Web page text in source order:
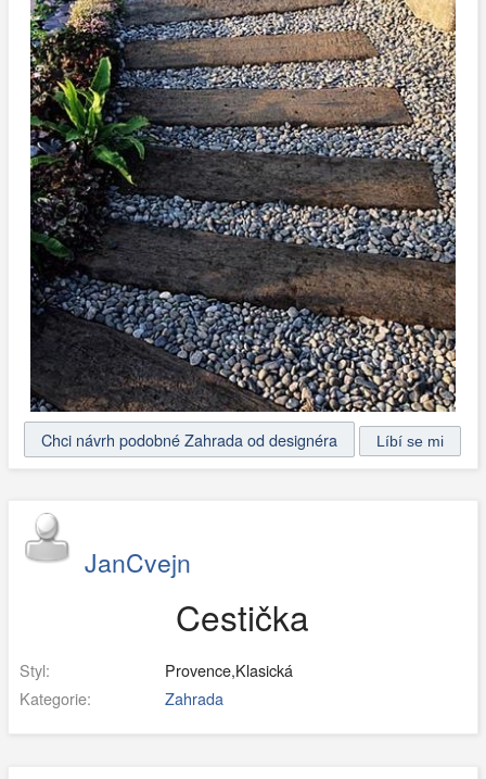
Chci návrh podobné Zahrada od designéra
JanCvejn
Cestička
Styl:
Provence,Klasická
Kategorie:
Zahrada